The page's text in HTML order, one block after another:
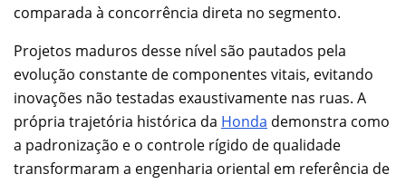
comparada à concorrência direta no segmento.
Projetos maduros desse nível são pautados pela
evolução constante de componentes vitais, evitando
inovações não testadas exaustivamente nas ruas. A
própria trajetória histórica da Honda demonstra como
a padronização e o controle rígido de qualidade
transformaram a engenharia oriental em referência de